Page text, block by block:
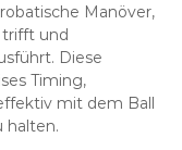
Manöver,
trifft und
Diese
Timing,
mit dem Ball
halten.